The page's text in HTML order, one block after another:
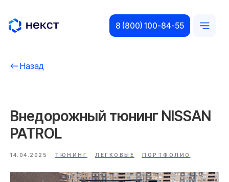
8 (800) 100-84-55
Внедорожный тюнинг NISSAN
PATROL
14.04.2025 ТЮНИНГ ЛЕГКОВЫЕ ПОРТФОЛИО